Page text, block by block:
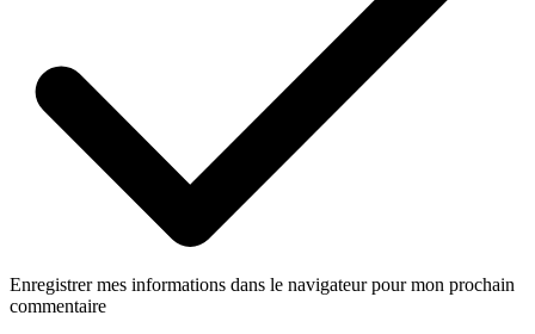
Enregistrer mes informations dans le navigateur pour mon prochain
commentaire